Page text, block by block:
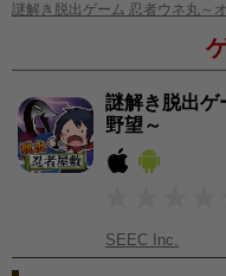
謎解き脱出ゲーム 忍者ウネ丸～
謎解き脱出ゲ
野望～
SEEC Inc.